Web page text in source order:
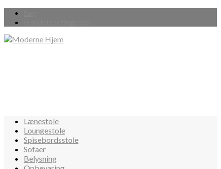
Lænestole
Loungestole
Spisebordsstole
Sofaer
Belysning